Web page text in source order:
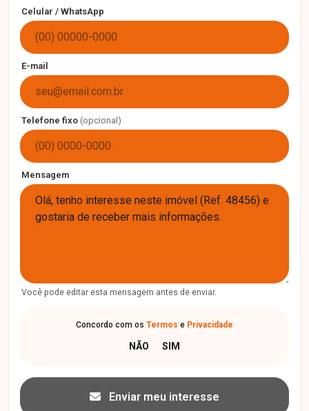
Celular / WhatsApp
E-mail
Telefone fixo (opcional)
Mensagem
Você pode editar esta mensagem antes de enviar.
Concordo com os Termos e Privacidade
Enviar meu interesse